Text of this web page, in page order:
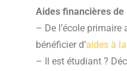
Aides financières de
– De l’école
bénéficier d’aides à
– Il est étudiant ?